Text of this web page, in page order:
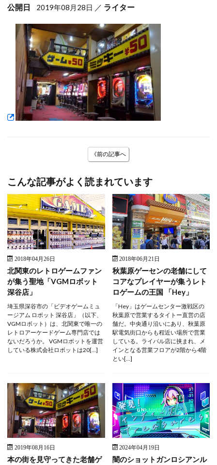
公開日 2019年08月28日 ライター
《前の記事へ
こんな記事がよく読まれています
2018年04月26日
北関東のレトロゲームファン
が集う聖地「VGMロボット
深谷店」
埼玉県深谷市の「ビデオゲームミュ
ージアム ロボット 深谷店」（以下、
VGMロボット）は、北関東で唯一の
レトロアーケードゲーム専門店では
ないだろうか。 VGMロボットを運営
している株式会社ロボットは20[…]
2018年06月21日
秋葉原ゲーセンの老舗にして
コアなプレイヤーが集うレト
ロゲームの王国 「Hey」
「Hey」はゲームセンター激戦区の
秋葉原で営業するタイトー直営の店
舗だ。中央通り沿いにあり、秋葉原
駅電気街口からも程近い場所で営業
している。ライバル店に挟まれ、メ
インとなる営業フロアが2階から4階
とい[…]
2019年08月16日
本の街を見守ってきた老舗ゲ
2024年04月19日
闇のショットガンロシアンル